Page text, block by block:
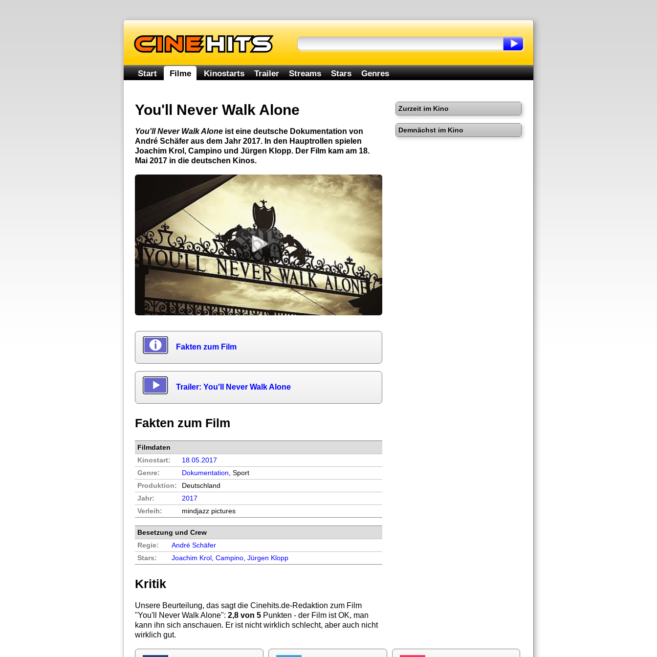
Start Filme Kinostarts Trailer Streams Stars Genres
You'll Never Walk Alone
You'll Never Walk Alone ist eine deutsche Dokumentation von
André Schäfer aus dem Jahr 2017. In den Hauptrollen spielen
Joachim Krol, Campino und Jürgen Klopp. Der Film kam am 18.
Mai 2017 in die deutschen Kinos.
Fakten zum Film
Trailer: You'll Never Walk Alone
Fakten zum Film
Filmdaten
Kinostart:
18.05.2017
Genre:
Dokumentation , Sport
Produktion:
Deutschland
Jahr:
2017
Verleih:
mindjazz pictures
Besetzung und Crew
Regie:
André Schäfer
Stars:
Joachim Krol ,Campino ,Jürgen Klopp
Kritik
Unsere Beurteilung, das sagt dieCinehits.de-Redaktion zum Film
"You'll Never Walk Alone":2,8 von 5 Punkten - der Film ist OK, man
kann ihn sich anschauen. Er ist nicht wirklich schlecht, aber auch nicht
wirklich gut.
Zurzeit im Kino
Demnächst im Kino